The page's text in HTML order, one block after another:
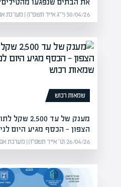
30/04/26 (י״ג אייר תשפ״ו) | מערכת אפיק
שמאות רכוש
מענק של עד 2,500
הצפון — הכסף מגיע היום
26/04/26 (ט׳ אייר תשפ״ו) | מערכת אפיק